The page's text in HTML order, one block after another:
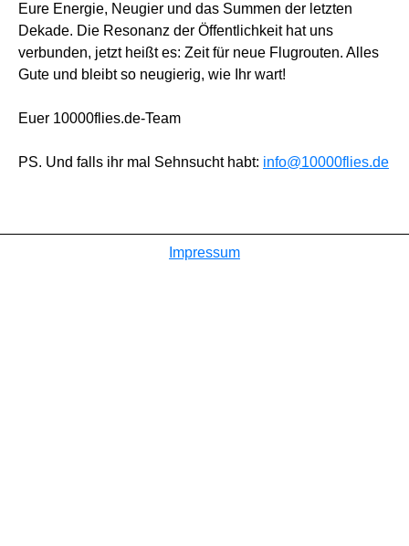
Eure Energie, Neugier und das Summen der letzten
Dekade. Die Resonanz der Öffentlichkeit hat uns
verbunden, jetzt heißt es: Zeit für neue Flugrouten. Alles
Gute und bleibt so neugierig, wie Ihr wart!
Euer 10000flies.de-Team
PS. Und falls ihr mal Sehnsucht habt: info@10000flies.de
Impressum